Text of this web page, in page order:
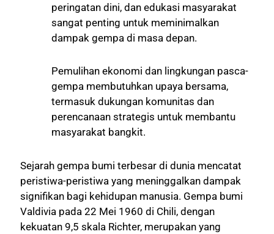
peringatan dini, dan edukasi masyarakat
sangat penting untuk meminimalkan
dampak gempa di masa depan.
Pemulihan ekonomi dan lingkungan pasca-
gempa membutuhkan upaya bersama,
termasuk dukungan komunitas dan
perencanaan strategis untuk membantu
masyarakat bangkit.
Sejarah gempa bumi terbesar di dunia mencatat
peristiwa-peristiwa yang meninggalkan dampak
signifikan bagi kehidupan manusia. Gempa bumi
Valdivia pada 22 Mei 1960 di Chili, dengan
kekuatan 9,5 skala Richter, merupakan yang